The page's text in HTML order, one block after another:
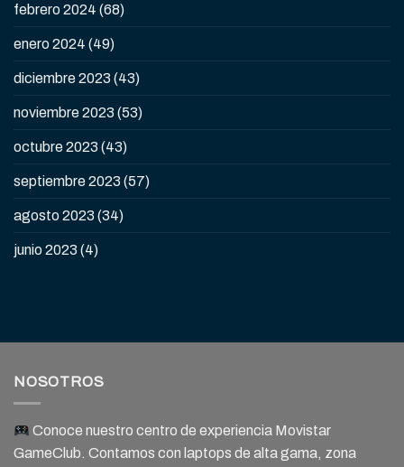
febrero 2024 (68)
enero 2024 (49)
diciembre 2023 (43)
noviembre 2023 (53)
octubre 2023 (43)
septiembre 2023 (57)
agosto 2023 (34)
junio 2023 (4)
NOSOTROS
Conoce nuestro centro de experiencia Movistar
GameClub. Contamos con laptops de alta gama, zona